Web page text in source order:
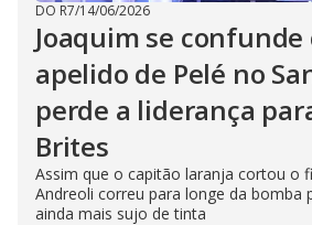
DO R7/14/06/2026
Joaquim se confunde
apelido de Pelé no
perde a liderança
Brites
Assim que o capitão laranja cortou o
Andreoli correu para longe da bomba
ainda mais sujo de tinta